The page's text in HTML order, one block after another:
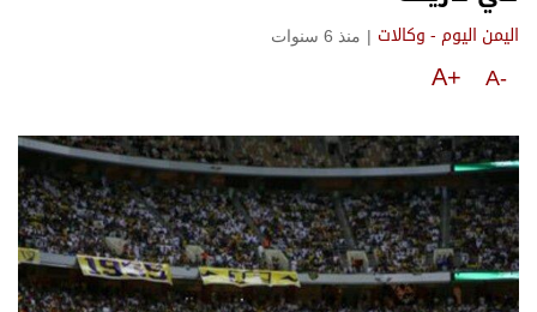
اليمن اليوم - وكالات | منذ 6 سنوات
A-
A+